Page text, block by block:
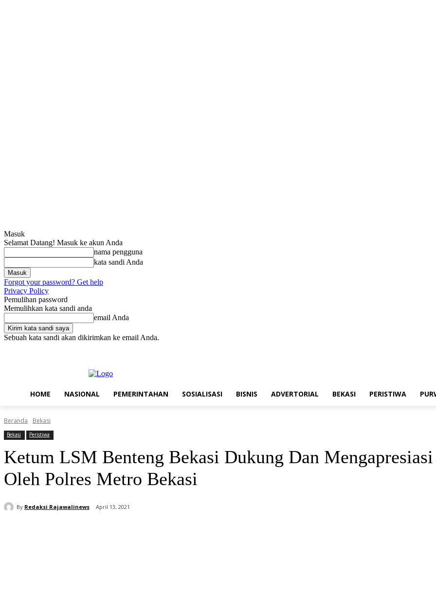
Masuk
Selamat Datang! Masuk ke akun Anda
nama pengguna
kata sandi Anda
Forgot your password? Get help
Privacy Policy
Pemulihan password
Memulihkan kata sandi anda
email Anda
Sebuah kata sandi akan dikirimkan ke email Anda.
HOME NASIONAL PEMERINTAHAN SOSIALISASI BISNIS ADVERTORIAL BEKASI PERISTIWA
Beranda Bekasi
Bekasi Peristiwa
Ketum LSM Benteng Bekasi Dukung Dan
Oleh Polres Metro Bekasi
By Redaksi Rajawalinews April 13, 2021